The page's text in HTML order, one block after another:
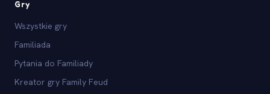
Gry
Wszystkie gry
Familiada
Pytania do Familiady
Kreator gry Family Feud